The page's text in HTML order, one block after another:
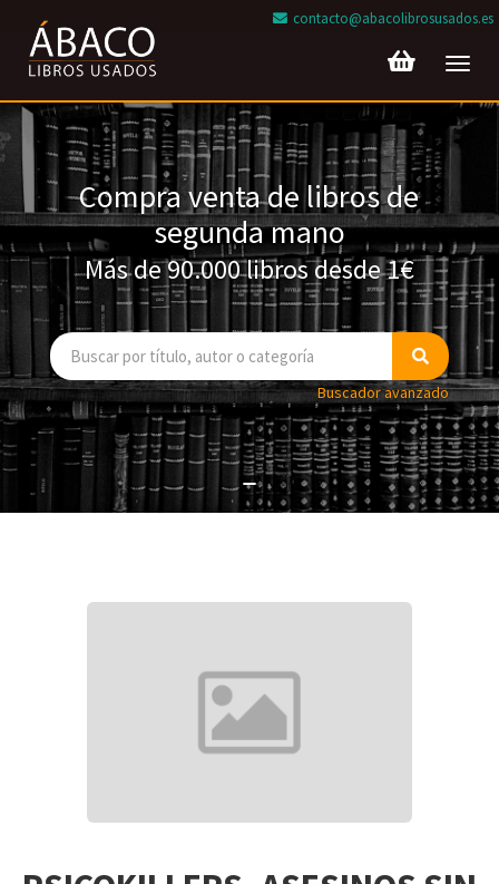
contacto@abacolibrosusados.es
Compra venta de libros de
segunda mano
Más de 90.000 libros desde 1€
Buscador avanzado